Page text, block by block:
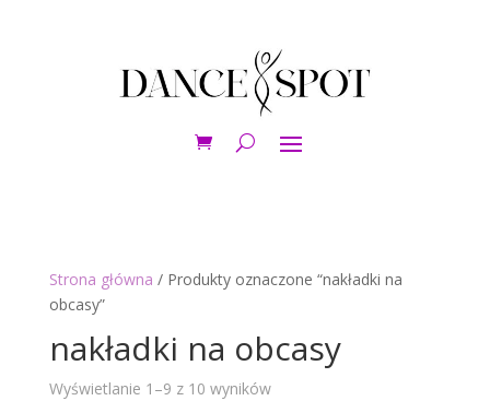
Strona główna / Produkty oznaczone “nakładki na
obcasy”
nakładki na obcasy
Wyświetlanie 1–9 z 10 wynikówPosortowane